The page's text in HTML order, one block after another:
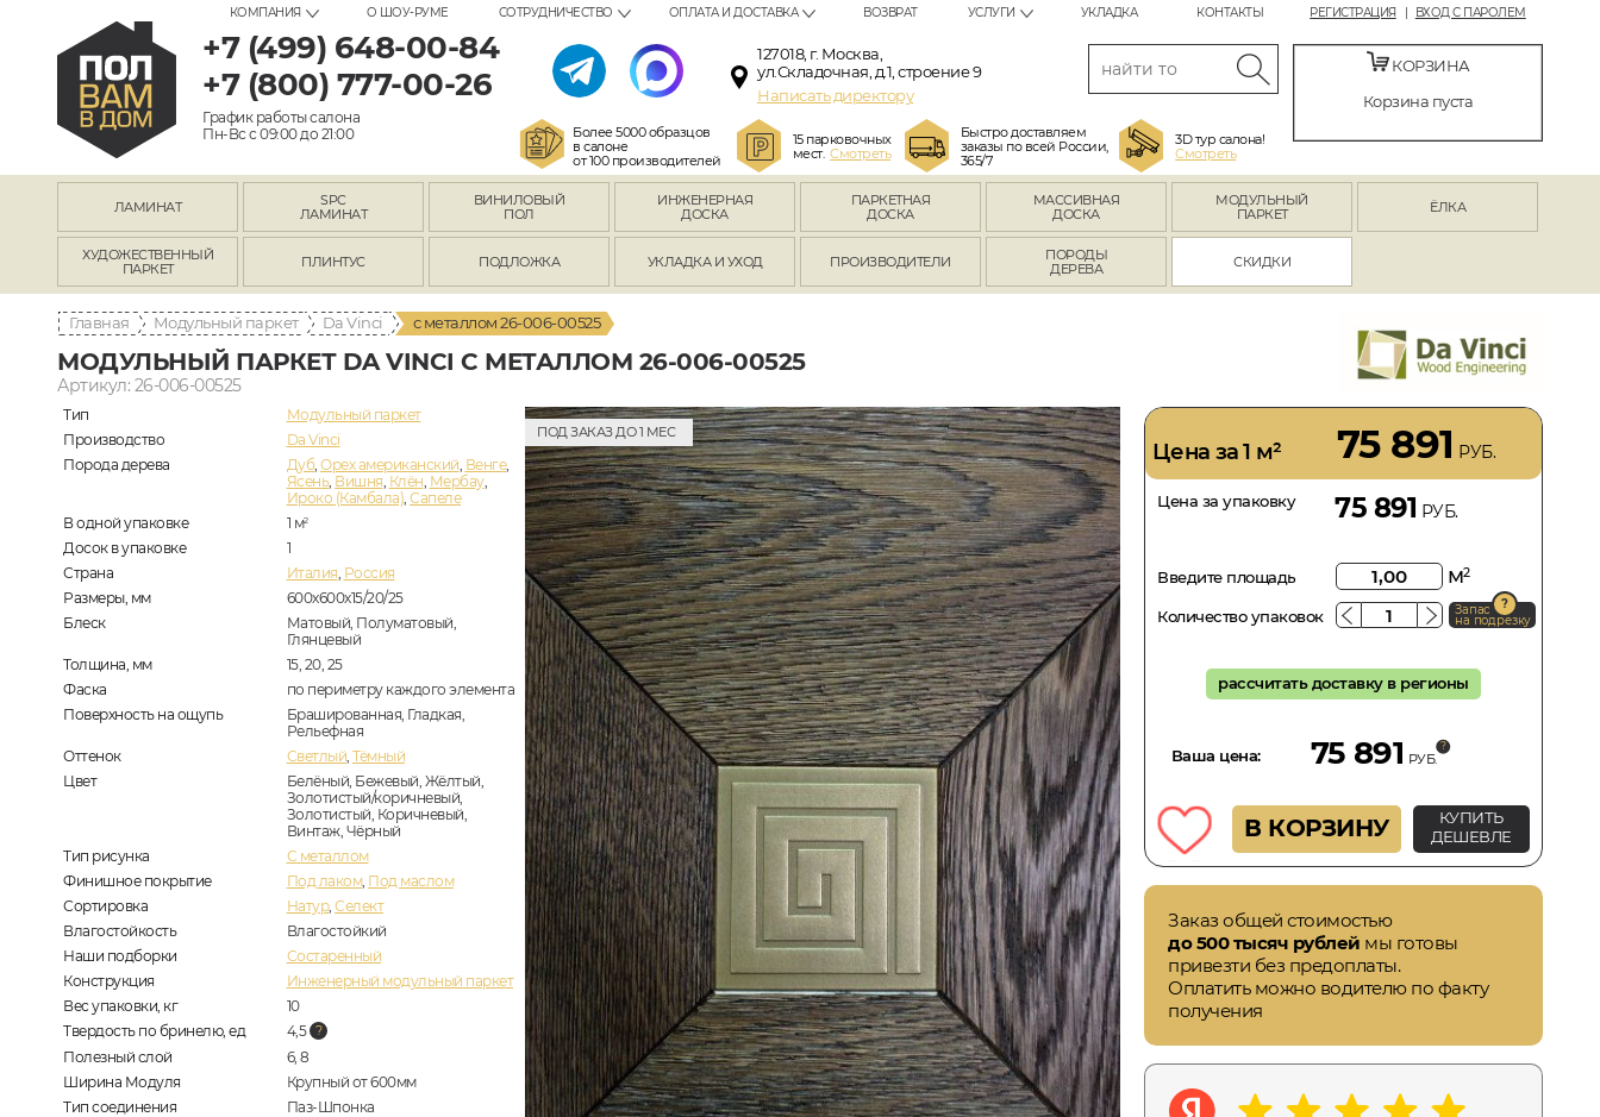
РЕГИСТРАЦИЯ ВХОД С ПАРОЛЕМ
КОМПАНИЯ О ШОУ-РУМЕ СОТРУДНИЧЕСТВО ОПЛАТА И ДОСТАВКА ВОЗВРАТ УСЛУГИ УКЛАДКА КОНТАКТЫ
+7 (499) 648-00-84
+7 (800) 777-00-26
График работы салона
Пн-Вс с 09:00 до 21:00
127018, г. Москва,
ул.Складочная, д.1, строение 9
Написать директору
Более 5000 образцов
в салоне
от 100 производителей
15 парковочных
мест.Смотреть
Быстро доставляем
заказы по всей России,
365/7
3D тур салона!
Смотреть
КОРЗИНА
Корзина пуста
ЛАМИНАТ
SPC
ЛАМИНАТ
ВИНИЛОВЫЙ
ПОЛ
ИНЖЕНЕРНАЯ
ДОСКА
ПАРКЕТНАЯ
ДОСКА
МАССИВНАЯ
ДОСКА
МОДУЛЬНЫЙ
ПАРКЕТ
ЁЛКА
ХУДОЖЕСТВЕННЫЙ
ПАРКЕТ
ПЛИНТУС ПОДЛОЖКА УКЛАДКА И УХОД ПРОИЗВОДИТЕЛИ
ПОРОДЫ
ДЕРЕВА
СКИДКИ
Главная Модульный паркет Da Vinci с металлом 26-006-00525
МОДУЛЬНЫЙ ПАРКЕТ DA VINCI С МЕТАЛЛОМ 26-006-00525
Артикул: 26-006-00525
Тип
Модульный паркет
Производство
Da Vinci
Порода дерева
Дуб, Орех американский, Венге,
Ясень, Вишня, Клён, Мербау,
Ироко (Камбала), Сапеле
В одной упаковке
1 м2
Досок в упаковке
1
Страна
Италия, Россия
Размеры, мм
600x600x15/20/25
Блеск
Матовый, Полуматовый,
Глянцевый
Толщина, мм
15, 20, 25
Фаска
по периметру каждого элемента
Поверхность на ощупь
Брашированная, Гладкая,
Рельефная
Оттенок
Светлый, Тёмный
Цвет
Белёный, Бежевый, Жёлтый,
Золотистый/коричневый,
Золотистый, Коричневый,
Винтаж, Чёрный
Тип рисунка
С металлом
Финишное покрытие
Под лаком, Под маслом
Сортировка
Натур, Селект
Влагостойкость
Влагостойкий
Наши подборки
Состаренный
Конструкция
Инженерный модульный паркет
Вес упаковки, кг
10
Твердость по бринелю, ед
4,5
Полезный слой
6, 8
Ширина Модуля
Крупный от 600мм
Тип соединения
Паз-Шпонка
ПОД ЗАКАЗ ДО 1 МЕС
Цена за 1 м² 75 891 РУБ.
Цена за упаковку 75 891 РУБ.
Введите площадь м2
Количество упаковок Запас
на подрезку
рассчитать доставку в регионы
Ваша цена: 75 891 РУБ.
В КОРЗИНУ
КУПИТЬ
ДЕШЕВЛЕ
Заказ общей стоимостью
до 500 тысяч рублей мы готовы
привезти без предоплаты.
Оплатить можно водителю по факту
получения